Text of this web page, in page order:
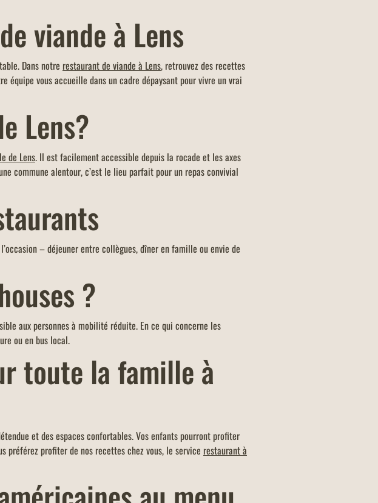
viande à Lens
Dans notre restaurant de viande à Lens, retrouvez des recettes
équipe vous accueille dans un cadre dépaysant pour vivre un vrai
Lens?
de Lens. Il est facilement accessible depuis la rocade et les axes
commune alentour, c’est le lieu parfait pour un repas convivial
– déjeuner entre collègues, dîner en famille ou envie de
?
aux personnes à mobilité réduite. En ce qui concerne les
ou en bus local.
toute la famille à
et des espaces confortables. Vos enfants pourront profiter
préférez profiter de nos recettes chez vous, le service restaurant à